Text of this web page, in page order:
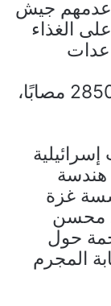
جيش
الغذاء
إلى أنهم أكثر من 335 شهيدًا، و2850 مصابًا،
هندسة
غزة
محسن
حول
المجرم